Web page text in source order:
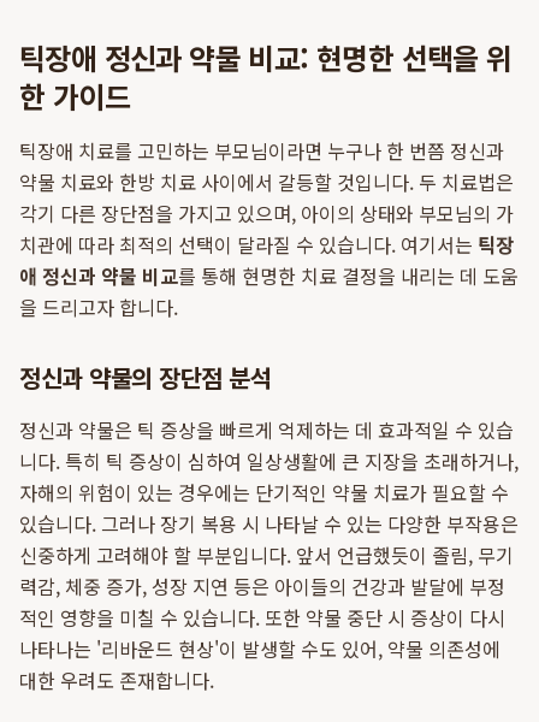
틱장애 정신과 약물 비교: 현명한 선택을 위
한 가이드
틱장애 치료를 고민하는 부모님이라면 누구나 한 번쯤 정신과
약물 치료와 한방 치료 사이에서 갈등할 것입니다. 두 치료법은
각기 다른 장단점을 가지고 있으며, 아이의 상태와 부모님의 가
치관에 따라 최적의 선택이 달라질 수 있습니다. 여기서는 틱장
애 정신과 약물 비교를 통해 현명한 치료 결정을 내리는 데 도움
을 드리고자 합니다.
정신과 약물의 장단점 분석
정신과 약물은 틱 증상을 빠르게 억제하는 데 효과적일 수 있습
니다. 특히 틱 증상이 심하여 일상생활에 큰 지장을 초래하거나,
자해의 위험이 있는 경우에는 단기적인 약물 치료가 필요할 수
있습니다. 그러나 장기 복용 시 나타날 수 있는 다양한 부작용은
신중하게 고려해야 할 부분입니다. 앞서 언급했듯이 졸림, 무기
력감, 체중 증가, 성장 지연 등은 아이들의 건강과 발달에 부정
적인 영향을 미칠 수 있습니다. 또한 약물 중단 시 증상이 다시
나타나는 '리바운드 현상'이 발생할 수도 있어, 약물 의존성에
대한 우려도 존재합니다.